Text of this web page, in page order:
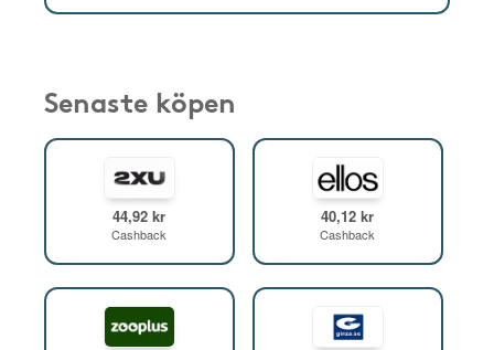
Senaste köpen
44,92 kr
Cashback
40,12 kr
Cashback